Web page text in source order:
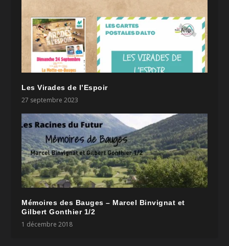
Les Virades de l’Espoir
27 septembre 2023
Mémoires des Bauges – Marcel Binvignat et
Gilbert Gonthier 1/2
1 décembre 2018